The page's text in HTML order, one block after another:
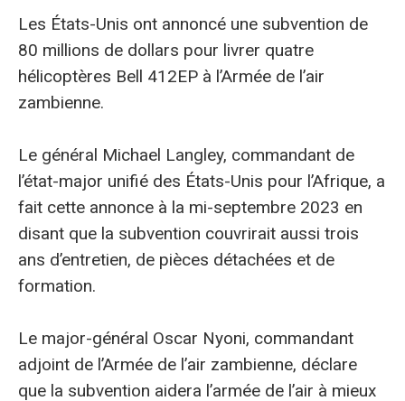
Les États-Unis ont annoncé une subvention de
80 millions de dollars pour livrer quatre
hélicoptères Bell 412EP à l’Armée de l’air
zambienne.
Le général Michael Langley, commandant de
l’état-major unifié des États-Unis pour l’Afrique, a
fait cette annonce à la mi-septembre 2023 en
disant que la subvention couvrirait aussi trois
ans d’entretien, de pièces détachées et de
formation.
Le major-général Oscar Nyoni, commandant
adjoint de l’Armée de l’air zambienne, déclare
que la subvention aidera l’armée de l’air à mieux